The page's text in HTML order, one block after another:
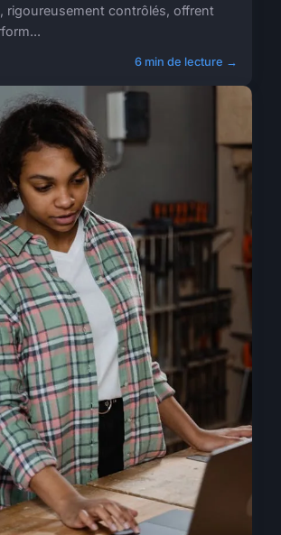
rigoureusement contrôlés, offrent
6 min de lecture →